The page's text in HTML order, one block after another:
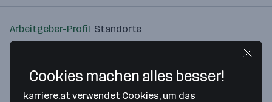
Arbeitgeber-Profil Standorte
Cookies machen alles besser!
karriere.at verwendet Cookies, um das